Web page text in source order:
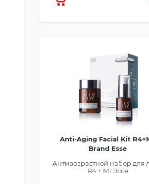
Anti-Aging Facial Kit
Brand Esse
Антивозрастной набор для
R4 + M1 Эссе